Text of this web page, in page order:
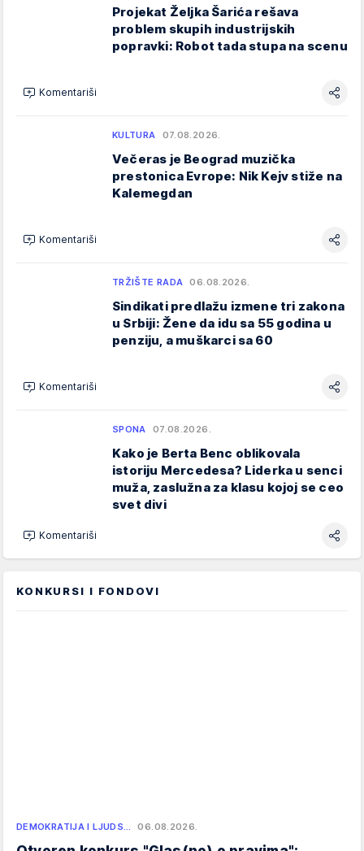
Projekat Željka Šarića rešava
problem skupih industrijskih
popravki: Robot tada stupa na scenu
Komentariši
KULTURA 07.08.2026.
Večeras je Beograd muzička
prestonica Evrope: Nik Kejv stiže na
Kalemegdan
Komentariši
TRŽIŠTE RADA 06.08.2026.
Sindikati predlažu izmene tri zakona
u Srbiji: Žene da idu sa 55 godina u
penziju, a muškarci sa 60
Komentariši
SPONA 07.08.2026.
Kako je Berta Benc oblikovala
istoriju Mercedesa? Liderka u senci
muža, zaslužna za klasu kojoj se ceo
svet divi
Komentariši
KONKURSI I FONDOVI
DEMOKRATIJA I LJUDS… 06.08.2026.